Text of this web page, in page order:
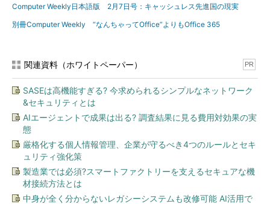
Computer Weekly日本語版 2月7日号：キャッシュレス先進国の現実
別冊Computer Weekly “なんちゃってOffice”よりもOffice 365
関連資料（ホワイトペーパー） PR
SASEは高機能すぎる? 今求められるシンプルなネットワーク
&セキュリティとは
AIエージェントで成果は出る? 調査結果に見る費用対効果の実
態
厳格化する個人情報管理、企業が守るべき4つのルールとセキ
ュリティ強化策
製造業では必須?スマートファクトリーを支えるセキュアな機
材接続方法とは
中身が全く分からないレガシーシステムも改修可能 AI活用で